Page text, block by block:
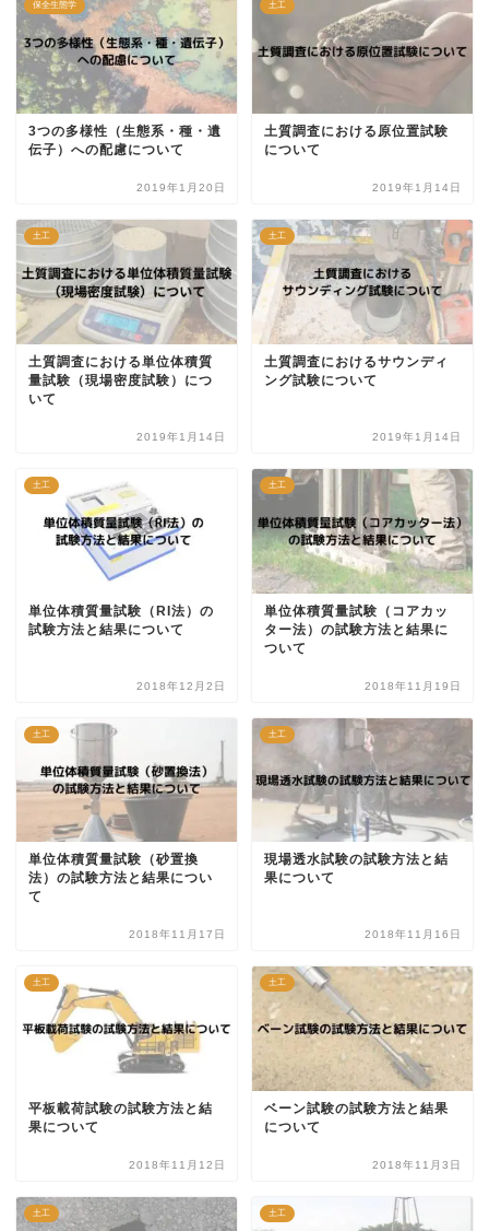
保全生態学
3つの多様性（生態系・種・遺
伝子）への配慮について
2019年1月20日
土工
土質調査における原位置試験
について
2019年1月14日
土工
土質調査における単位体積質
量試験（現場密度試験）につ
いて
2019年1月14日
土工
土質調査におけるサウンディ
ング試験について
2019年1月14日
土工
単位体積質量試験（RI法）の
試験方法と結果について
2018年12月2日
土工
単位体積質量試験（コアカッ
ター法）の試験方法と結果に
ついて
2018年11月19日
土工
単位体積質量試験（砂置換
法）の試験方法と結果につい
て
2018年11月17日
土工
現場透水試験の試験方法と結
果について
2018年11月16日
土工
平板載荷試験の試験方法と結
果について
2018年11月12日
土工
ベーン試験の試験方法と結果
について
2018年11月3日
土工 土工